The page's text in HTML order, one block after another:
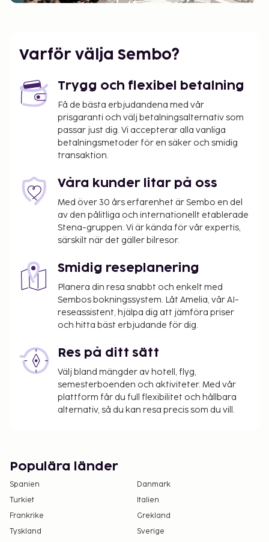
Varför välja Sembo?
Trygg och flexibel betalning
Få de bästa erbjudandena med vår
prisgaranti och välj betalningsalternativ som
passar just dig. Vi accepterar alla vanliga
betalningsmetoder för en säker och smidig
transaktion.
Våra kunder litar på oss
Med över 30 års erfarenhet är Sembo en del
av den pålitliga och internationellt etablerade
Stena-gruppen. Vi är kända för vår expertis,
särskilt när det gäller bilresor.
Smidig reseplanering
Planera din resa snabbt och enkelt med
Sembos bokningssystem. Låt Amelia, vår AI-
reseassistent, hjälpa dig att jämföra priser
och hitta bäst erbjudande för dig.
Res på ditt sätt
Välj bland mängder av hotell, flyg,
semesterboenden och aktiviteter. Med vår
plattform får du full flexibilitet och hållbara
alternativ, så du kan resa precis som du vill.
Populära länder
Spanien
Danmark
Turkiet
Italien
Frankrike
Grekland
Tyskland
Sverige